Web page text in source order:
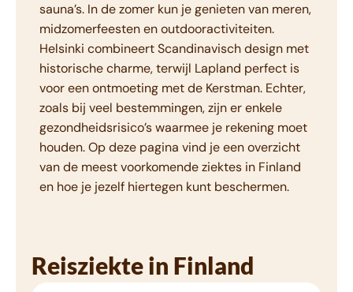
sauna’s. In de zomer kun je genieten van meren,
midzomerfeesten en outdooractiviteiten.
Helsinki combineert Scandinavisch design met
historische charme, terwijl Lapland perfect is
voor een ontmoeting met de Kerstman. Echter,
zoals bij veel bestemmingen, zijn er enkele
gezondheidsrisico’s waarmee je rekening moet
houden. Op deze pagina vind je een overzicht
van de meest voorkomende ziektes in Finland
en hoe je jezelf hiertegen kunt beschermen.
Reisziekte in Finland